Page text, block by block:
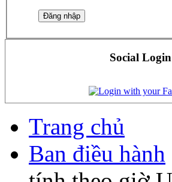
Social
Trang chủ
Ban điều hành